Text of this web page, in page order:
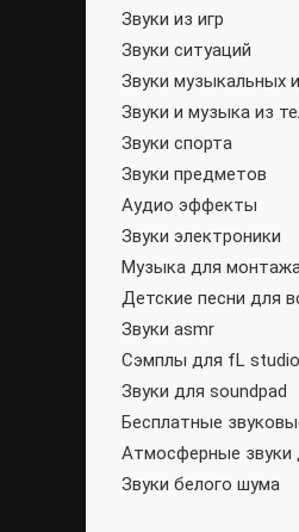
Звуки из игр
Звуки ситуаций
Звуки музыкальных
Звуки и музыка из
Звуки спорта
Звуки предметов
Аудио эффекты
Звуки электроники
Музыка для
Детские песни для
Звуки asmr
Сэмплы для fL studio
Звуки для soundpad
Бесплатные
Атмосферные звуки
Звуки белого шума